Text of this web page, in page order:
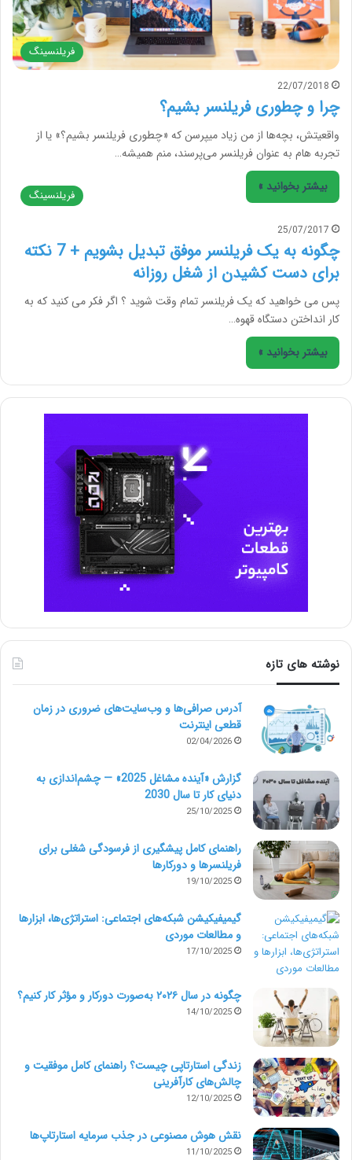
فریلنسینگ
22/07/2018
چرا و چطوری فریلنسر بشیم؟
واقعیتش، بچه‌ها از من زیاد میپرسن که «چطوری فریلنسر بشیم؟» یا از
تجربه هام به عنوان فریلنسر می‌پرسند، منم همیشه…
بیشتر بخوانید »
فریلنسینگ
25/07/2017
چگونه به یک فریلنسر موفق تبدیل بشویم + 7 نکته
برای دست کشیدن از شغل روزانه
پس می خواهید که یک فریلنسر تمام وقت شوید ؟ اگر فکر می کنید که به
کار انداختن دستگاه قهوه…
بیشتر بخوانید »
نوشته های تازه
آدرس صرافی‌ها و وب‌سایت‌های ضروری در زمان
قطعی اینترنت
02/04/2026
گزارش «آینده مشاغل 2025» — چشم‌اندازی به
دنیای کار تا سال 2030
25/10/2025
راهنمای کامل پیشگیری از فرسودگی شغلی برای
فریلنسرها و دورکارها
19/10/2025
گیمیفیکیشن شبکه‌های اجتماعی: استراتژی‌ها، ابزارها
و مطالعات موردی
17/10/2025
چگونه در سال ۲۰۲۶ به‌صورت دورکار و مؤثر کار کنیم؟
14/10/2025
زندگی استارتاپی چیست؟ راهنمای کامل موفقیت و
چالش‌های کارآفرینی
12/10/2025
نقش هوش مصنوعی در جذب سرمایه استارتاپ‌ها
11/10/2025